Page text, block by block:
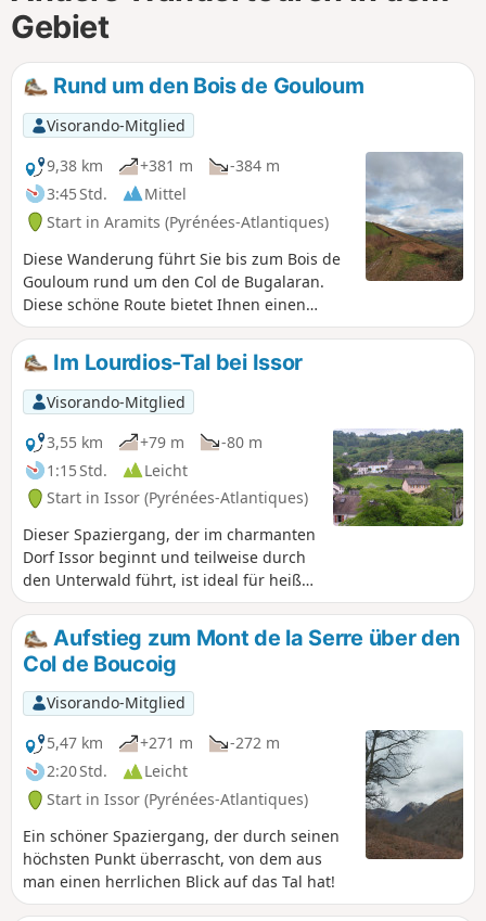
Gebiet
Rund um den Bois de Gouloum
Visorando-Mitglied
9,38 km
+381 m
-384 m
3:45 Std.
Mittel
Start in Aramits (Pyrénées-Atlantiques)
Diese Wanderung führt Sie bis zum Bois de
Gouloum rund um den Col de Bugalaran.
Diese schöne Route bietet Ihnen einen
atemberaubenden Blick auf das Dorf
Aramits über herrliche Wege am Hang.
Im Lourdios-Tal bei Issor
Visorando-Mitglied
3,55 km
+79 m
-80 m
1:15 Std.
Leicht
Start in Issor (Pyrénées-Atlantiques)
Dieser Spaziergang, der im charmanten
Dorf Issor beginnt und teilweise durch
den Unterwald führt, ist ideal für heiße
Tage. Nachdem man das Dorf verlassen
hat, führt der Weg in einen Wald und
überquert anschließend mehrere
Bäche. Im Sommer sind das Spiel der
Schatten und die Kühle besonders
angenehm. Früher benutzten die
Dorfbewohner diesen Weg, um auf
Maultieren Buchsbaumholz vom
benachbarten Berg Bisarce zu
transportieren. Dieses harte Holz diente
zur Herstellung zahlreicher
Alltagsgegenstände.
Aufstieg zum Mont de la Serre über den
Col de Boucoig
Visorando-Mitglied
5,47 km
+271 m
-272 m
2:20 Std.
Leicht
Start in Issor (Pyrénées-Atlantiques)
Ein schöner Spaziergang, der durch seinen
höchsten Punkt überrascht, von dem aus
man einen herrlichen Blick auf das Tal hat!